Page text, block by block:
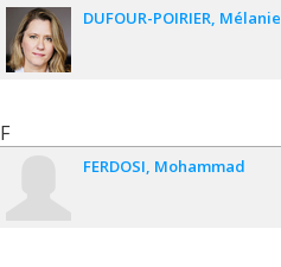
DUFOUR-POIRIER Mélanie
F
FERDOSI Mohammad